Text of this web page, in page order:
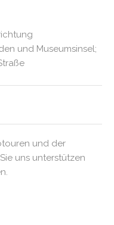
und Museumsinsel;
und der
uns unterstützen